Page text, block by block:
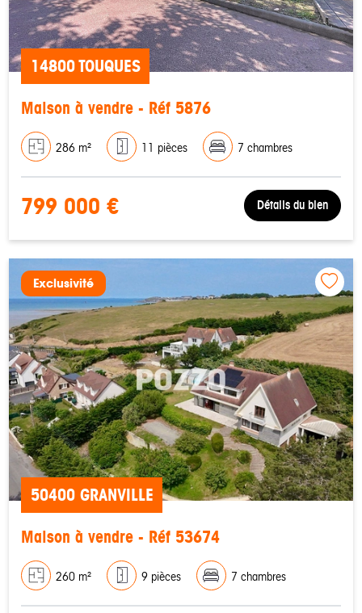
14800 TOUQUES
Maison à vendre - Réf 5876
286 m² 11 pièces 7 chambres
799 000 € Détails du bien
Exclusivité
50400 GRANVILLE
Maison à vendre - Réf 53674
260 m² 9 pièces 7 chambres